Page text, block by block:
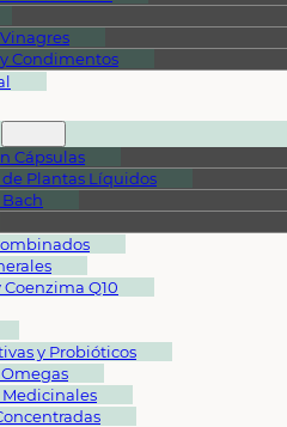
Condimentos
Cápsulas
de Plantas Líquidos
Bach
Q10
y Probióticos
Omegas
Medicinales